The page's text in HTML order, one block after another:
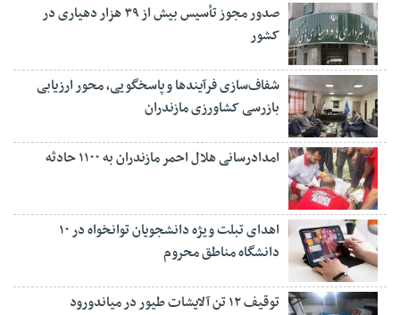
صدور مجوز تأسیس بیش از ۳۹ هزار دهیاری در
کشور
شفاف‌سازی فرآیند‌ها و پاسخگویی، محور ارزیابی
بازرسی کشاورزی مازندران
امدادرسانی هلال احمر مازندران به ۱۱۰۰ حادثه
اهدای تبلت ویژه دانشجویان توانخواه در ۱۰
دانشگاه مناطق محروم
توقیف ۱۲ تن آلایشات طیور در میاندورود